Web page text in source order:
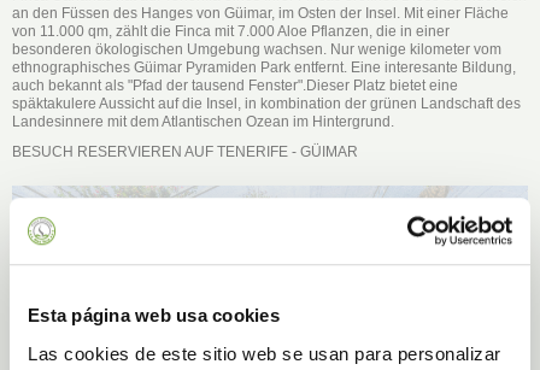
Esta página web usa cookies
Las cookies de este sitio web se usan para personalizar
an den Füssen des Hanges von Güimar, im Osten der Insel. Mit einer Fläche
von 11.000 qm, zählt die Finca mit 7.000 Aloe Pflanzen, die in einer
besonderen ökologischen Umgebung wachsen. Nur wenige kilometer vom
ethnographisches Güimar Pyramiden Park entfernt. Eine interesante Bildung,
auch bekannt als "Pfad der tausend Fenster".Dieser Platz bietet eine
späktakulere Aussicht auf die Insel, in kombination der grünen Landschaft des
Landesinnere mit dem Atlantischen Ozean im Hintergrund.
BESUCH RESERVIEREN AUF TENERIFE - GÜIMAR